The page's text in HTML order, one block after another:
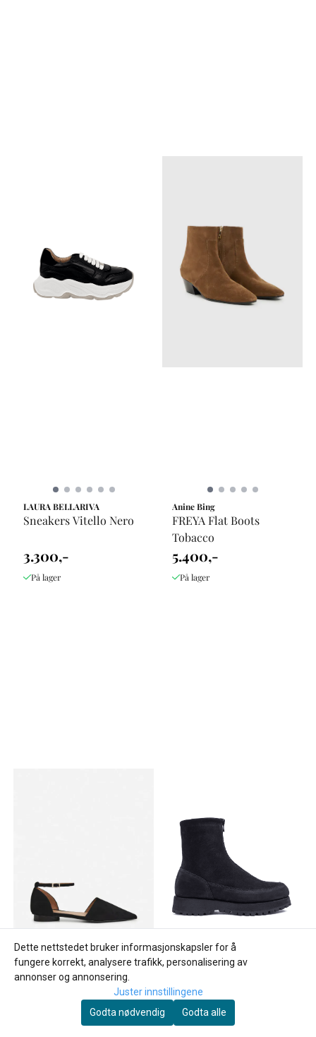
LAURA BELLARIVA
Sneakers Vitello Nero
3.300,-
På lager
Anine Bing
FREYA Flat Boots
Tobacco
5.400,-
På lager
Dette nettstedet bruker informasjonskapsler for å
fungere korrekt, analysere trafikk, personalisering av
annonser og annonsering.
Juster innstillingene
Godta nødvendig
Godta alle